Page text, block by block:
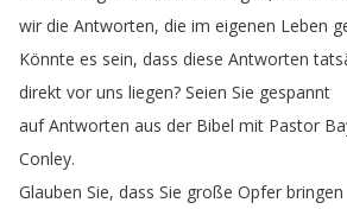
wir die Antworten, die im eigenen Leben
Könnte es sein, dass diese Antworten
direkt vor uns liegen? Seien Sie gespannt
auf Antworten aus der Bibel mit Pastor
Conley.
Glauben Sie, dass Sie große Opfer bringen